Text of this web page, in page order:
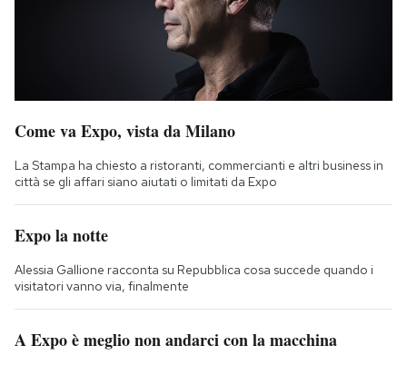
Come va Expo, vista da Milano
La Stampa ha chiesto a ristoranti, commercianti e altri business in
città se gli affari siano aiutati o limitati da Expo
Expo la notte
Alessia Gallione racconta su Repubblica cosa succede quando i
visitatori vanno via, finalmente
A Expo è meglio non andarci con la macchina